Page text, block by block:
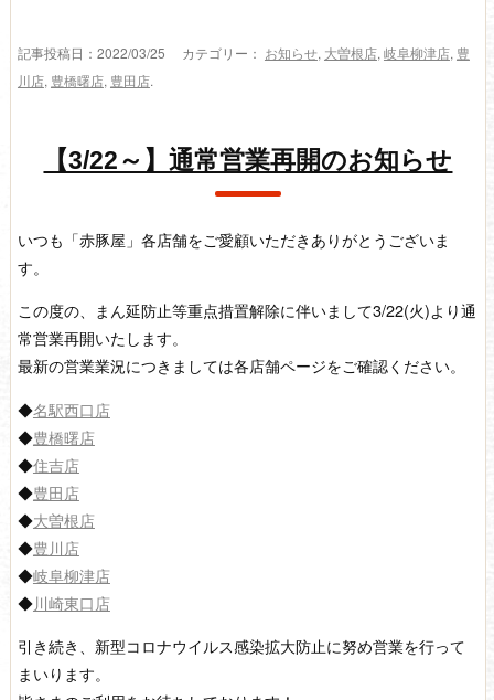
記事投稿日：2022/03/25 カテゴリー： お知らせ, 大曽根店, 岐阜柳津店, 豊
川店, 豊橋曙店, 豊田店.
【3/22～】通常営業再開のお知らせ
いつも「赤豚屋」各店舗をご愛顧いただきありがとうございま
す。
この度の、まん延防止等重点措置解除に伴いまして3/22(火)より通
常営業再開いたします。
最新の営業業況につきましては各店舗ページをご確認ください。
◆名駅西口店
◆豊橋曙店
◆住吉店
◆豊田店
◆大曽根店
◆豊川店
◆岐阜柳津店
◆川崎東口店
引き続き、新型コロナウイルス感染拡大防止に努め営業を行って
まいります。